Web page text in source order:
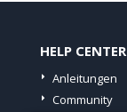
HELP CENTER
Anleitungen
Community